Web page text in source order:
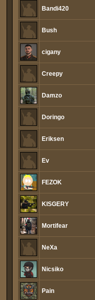
Bandi420
Bush
cigany
Creepy
Damzo
Doringo
Eriksen
Ev
FEZOK
KISGERY
Mortifear
NeXa
Nicsiko
Pain